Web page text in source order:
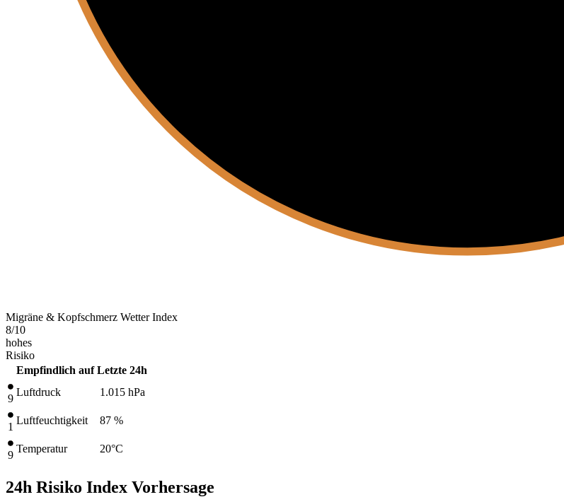
Migräne & Kopfschmerz Wetter Index
8/10
hohes
Risiko
Empfindlich auf Letzte 24h
9
Luftdruck 1.015 hPa
1
Luftfeuchtigkeit 87 %
9
Temperatur 20°C
24h Risiko Index Vorhersage